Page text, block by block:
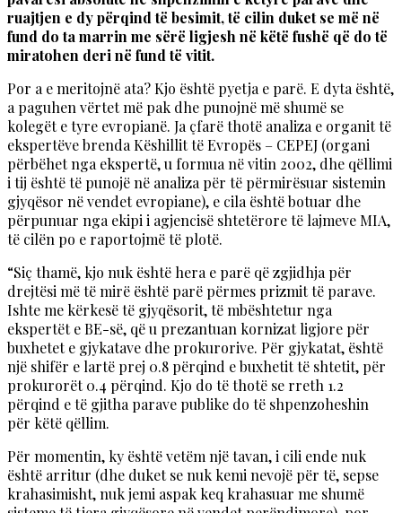
ruajtjen e dy përqind të besimit, të cilin duket se më në
fund do ta marrin me sërë ligjesh në këtë fushë që do të
miratohen deri në fund të vitit.
Por a e meritojnë ata? Kjo është pyetja e parë. E dyta është,
a paguhen vërtet më pak dhe punojnë më shumë se
kolegët e tyre evropianë. Ja çfarë thotë analiza e organit të
ekspertëve brenda Këshillit të Evropës – CEPEJ (organi
përbëhet nga ekspertë, u formua në vitin 2002, dhe qëllimi
i tij është të punojë në analiza për të përmirësuar sistemin
gjyqësor në vendet evropiane), e cila është botuar dhe
përpunuar nga ekipi i agjencisë shtetërore të lajmeve MIA,
të cilën po e raportojmë të plotë.
“Siç thamë, kjo nuk është hera e parë që zgjidhja për
drejtësi më të mirë është parë përmes prizmit të parave.
Ishte me kërkesë të gjyqësorit, të mbështetur nga
ekspertët e BE-së, që u prezantuan kornizat ligjore për
buxhetet e gjykatave dhe prokurorive. Për gjykatat, është
një shifër e lartë prej 0.8 përqind e buxhetit të shtetit, për
prokurorët 0.4 përqind. Kjo do të thotë se rreth 1.2
përqind e të gjitha parave publike do të shpenzoheshin
për këtë qëllim.
Për momentin, ky është vetëm një tavan, i cili ende nuk
është arritur (dhe duket se nuk kemi nevojë për të, sepse
krahasimisht, nuk jemi aspak keq krahasuar me shumë